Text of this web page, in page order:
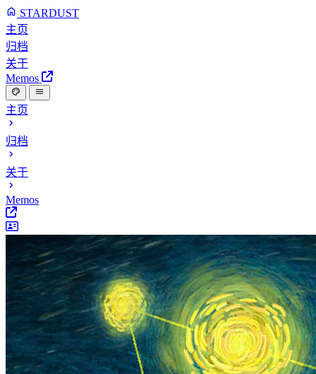
STARDUST
主页
归档
关于
Memos
主页
归档
关于
Memos